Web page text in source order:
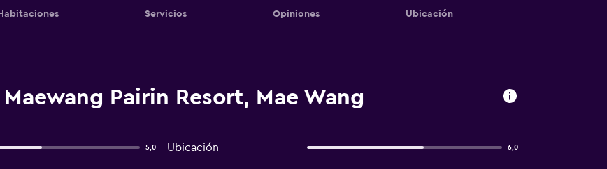
Servicios Opiniones Ubicación
Pairin Resort, Mae Wang
5,0 Ubicación 6,0